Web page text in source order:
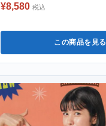
¥8,580 税込
この商品を見る